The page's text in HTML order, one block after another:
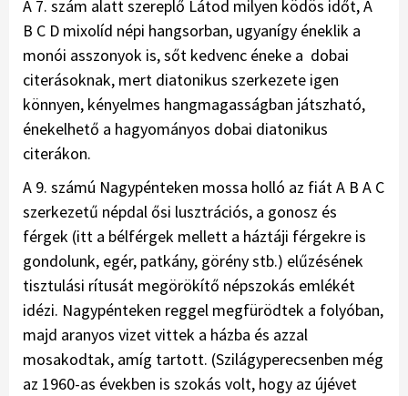
A 7. szám alatt szereplő Látod milyen ködös időt, A
B C D mixolíd népi hangsorban, ugyanígy éneklik a
monói asszonyok is, sőt kedvenc éneke a dobai
citerásoknak, mert diatonikus szerkezete igen
könnyen, kényelmes hangmagasságban játszható,
énekelhető a hagyományos dobai diatonikus
citerákon.
A 9. számú Nagypénteken mossa holló az fiát A B A C
szerkezetű népdal ősi lusztrációs, a gonosz és
férgek (itt a bélférgek mellett a háztáji férgekre is
gondolunk, egér, patkány, görény stb.) elűzésének
tisztulási rítusát megörökítő népszokás emlékét
idézi. Nagypénteken reggel megfürödtek a folyóban,
majd aranyos vizet vittek a házba és azzal
mosakodtak, amíg tartott. (Szilágyperecsenben még
az 1960-as években is szokás volt, hogy az újévet